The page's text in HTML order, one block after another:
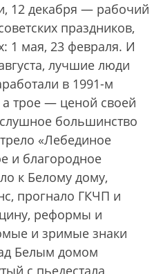
12 декабря — рабочий
праздников,
1 мая, 23 февраля. И
лучшие люди
в 1991-м
трое — ценой своей
большинство
«Лебединое
и благородное
к Белому дому,
прогнало ГКЧП и
реформы и
и зримые знаки
Белым домом